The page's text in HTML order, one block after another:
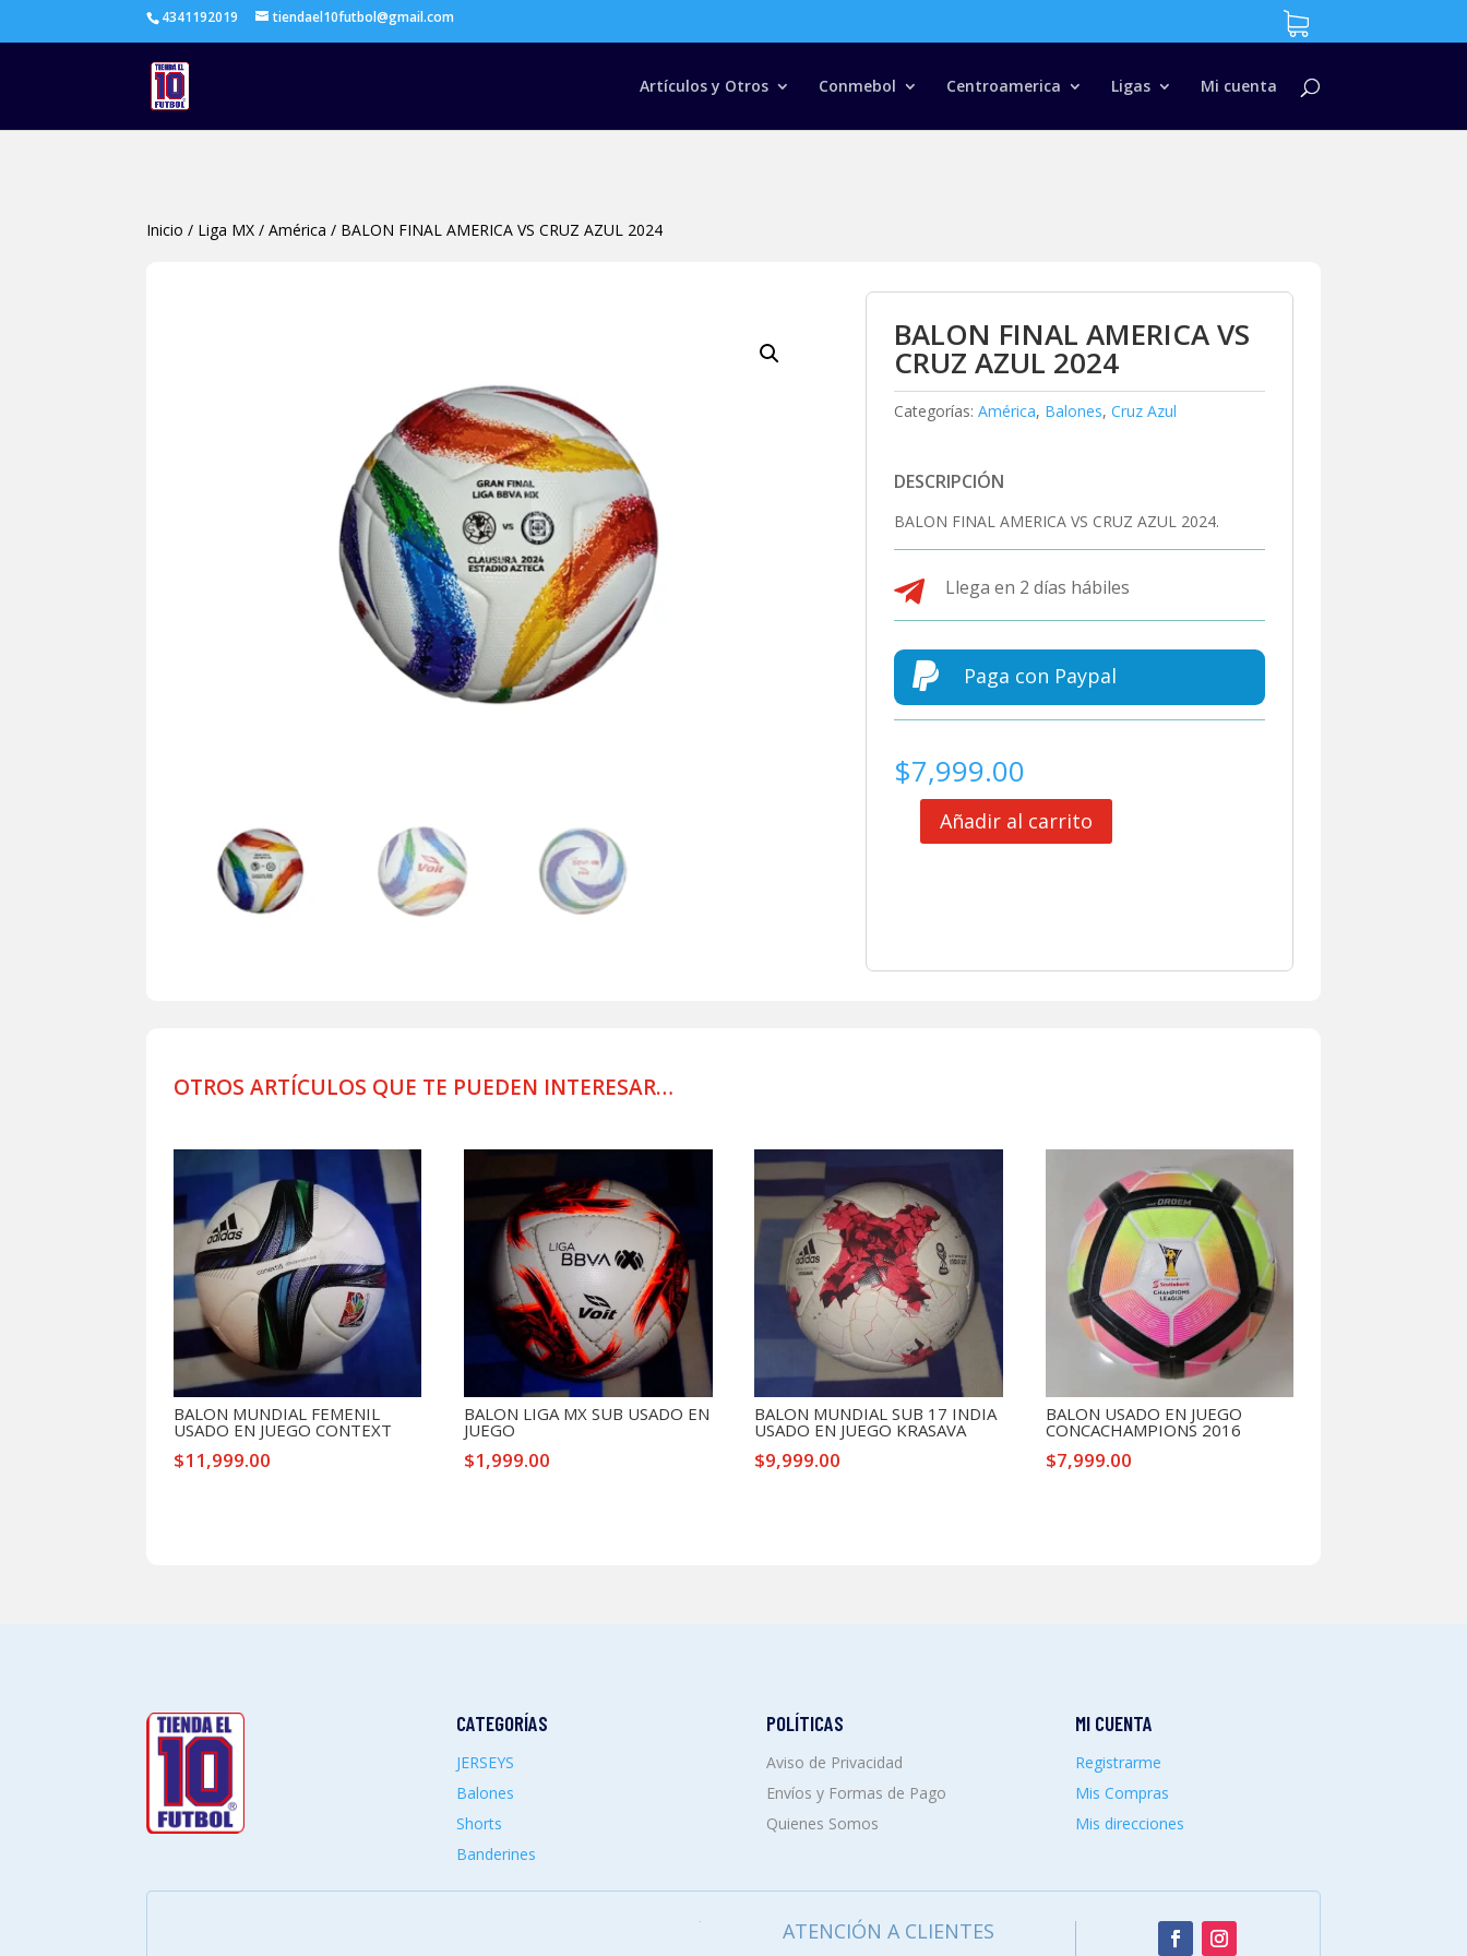
4341192019 tiendael10futbol@gmail.com
Artículos y Otros Conmebol Centroamerica Ligas Mi cuenta
Búsqueda
productos
Inicio / Liga MX /América / BALON FINAL AMERICA VS CRUZ AZUL 2024
BALON FINAL AMERICA VS
CRUZ AZUL 2024
Categorías: América, Balones, Cruz Azul
DESCRIPCIÓN
BALON FINAL AMERICA VS CRUZ AZUL 2024.
 Llega en 2 días hábiles
 Paga con Paypal
$7,999.00
BALONAñadir al carrito
OTROS ARTÍCULOS QUE TE PUEDEN INTERESAR…
BALON MUNDIAL FEMENIL
USADO EN JUEGO CONTEXT
$11,999.00
BALON LIGA MX SUB USADO EN
JUEGO
$1,999.00
BALON MUNDIAL SUB 17 INDIA
USADO EN JUEGO KRASAVA
$9,999.00
BALON USADO EN JUEGO
CONCACHAMPIONS 2016
$7,999.00
CATEGORÍAS
JERSEYS
Balones
Shorts
Banderines
POLÍTICAS
Aviso de Privacidad
Envíos y Formas de Pago
Quienes Somos
MI CUENTA
Registrarme
Mis Compras
Mis direcciones
ATENCIÓN A CLIENTES